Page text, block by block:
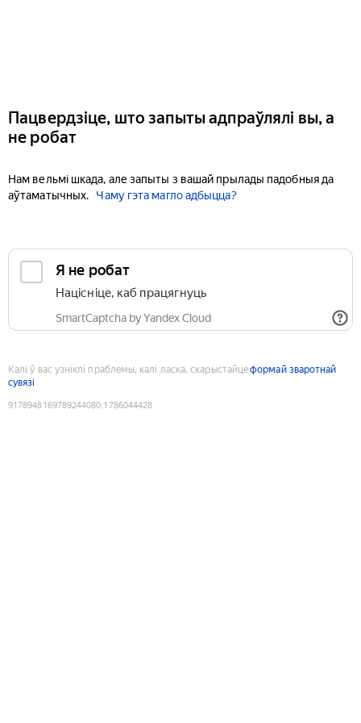
Пацвердзіце, што запыты адпраўлялі вы, а
не робат
Нам вельмі шкада, але запыты з вашай прылады падобныя да
аўтаматычных.
Чаму гэта магло адбыцца?
Я не робат
Націсніце, каб працягнуць
SmartCaptcha by Yandex Cloud
Калі ў вас узніклі праблемы, калі ласка, скарыстайцеформай зваротнай
сувязі
9178948169789244080:1786044428